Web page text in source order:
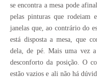
se encontra a mesa pode
pelas pinturas que rodeiam
janelas que, ao contrário do
está disposta a mesa, que
dela, de pé. Mais uma vez
desconforto da posição. O
estão vazios e ali não há